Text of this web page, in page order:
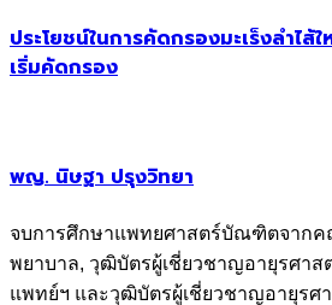
ประโยชน์ในการคัดกรองมะเร็งลำไ
เริ่มคัดกรอง
พญ. นิษฐา ปรุงวิทยา
จบการศึกษาแพทยศาสตร์บัณฑิตจาก
พยาบาล, วุฒิบัตรผู้เชี่ยวชาญอายุรศาส
แพทย์ฯ และวุฒิบัตรผู้เชี่ยวชาญอายุรศ